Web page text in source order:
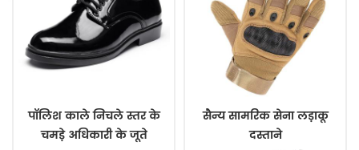
पॉलिश काले निचले स्तर के
चमड़े अधिकारी के जूते
सैन्य सामरिक सेना लड़ाकू
दस्ताने